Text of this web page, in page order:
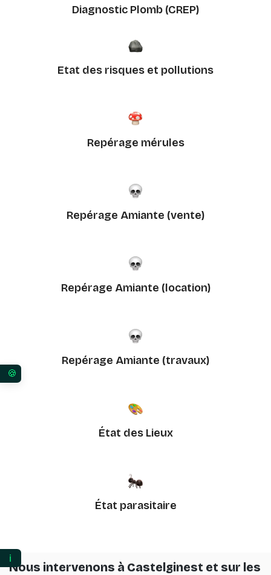
Diagnostic Plomb (CREP)
Etat des risques et pollutions
Repérage mérules
Repérage Amiante (vente)
Repérage Amiante (location)
Repérage Amiante (travaux)
État des Lieux
État parasitaire
Nous intervenons à Castelginest et sur les
ℹ️